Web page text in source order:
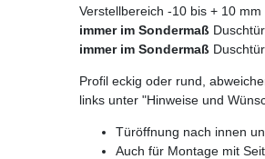
Verstellbereich -10 bis + 10 mm
immer im Sondermaß
immer im Sondermaß
Profil eckig oder rund,
links unter "Hinweise und
Türöffnung nach innen
Auch für Montage mit